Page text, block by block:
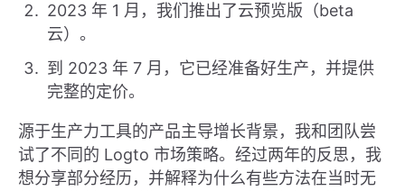
2023 年 1 月，我们推出了云预览版（beta
云）。
到 2023 年 7 月，它已经准备好生产，并提供
完整的定价。
源于生产力工具的产品主导增长背景，我和团队尝
试了不同的 Logto 市场策略。经过两年的反思，我
想分享部分经历，并解释为什么有些方法在当时无